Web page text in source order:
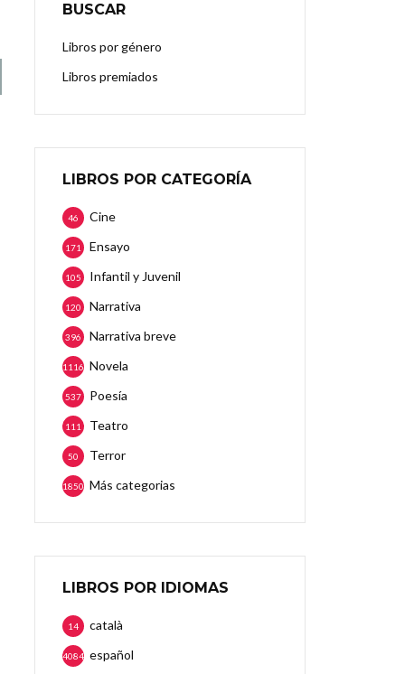
BUSCAR
Libros por género
Libros premiados
LIBROS POR CATEGORÍA
Cine
46
Ensayo
171
Infantil y Juvenil
105
Narrativa
120
Narrativa breve
396
Novela
1116
Poesía
537
Teatro
111
Terror
50
Más categorias
1850
LIBROS POR IDIOMAS
català
14
español
4084